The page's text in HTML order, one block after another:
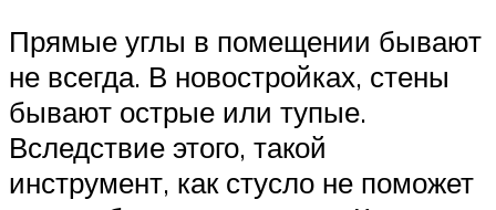
Прямые углы в помещении бывают
не всегда. В новостройках, стены
бывают острые или тупые.
Вследствие этого, такой
инструмент, как стусло не поможет